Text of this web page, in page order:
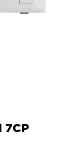
7CP